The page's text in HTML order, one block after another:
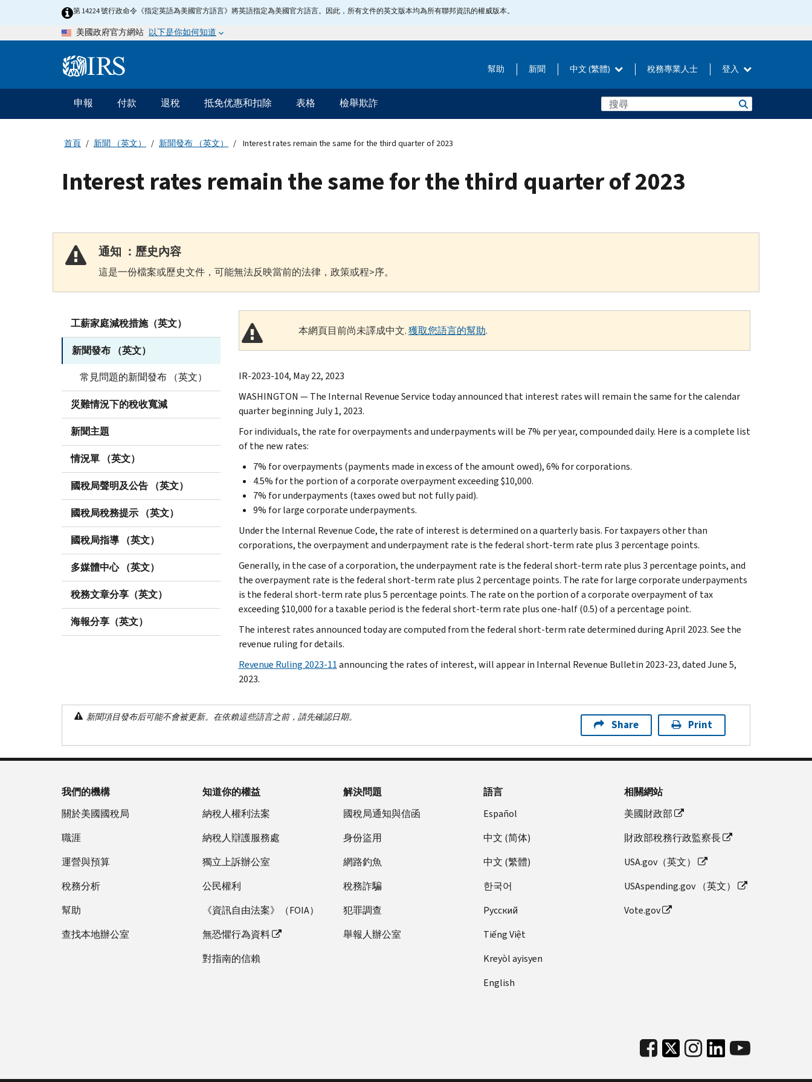
第 14224 號行政命令《指定英語為美國官方語言》將英語指定為美國官方語言。因此，所有文件的英文版本均為所有聯邦資訊的權威版本。
美國政府官方網站 以下是你如何知道
Information 幫助 新聞 中文 (繁體) 稅務專業人士 登入
主
要
導
申報 付款 退稅 抵免优惠和扣除 表格 檢舉欺詐
首頁 新聞 （英文） 新聞發布 （英文） Interest rates remain the same for the third quarter of 2023
Interest rates remain the same for the third quarter of 2023
通知 ：歷史內容
這是一份檔案或歷史文件，可能無法反映當前的法律，政策或程>序。
工薪家庭減稅措施（英文）
新聞發布 （英文）
常見問題的新聞發布 （英文）
災難情況下的稅收寬減
新聞主題
情況單 （英文）
國稅局聲明及公告 （英文）
國稅局稅務提示 （英文）
國稅局指導 （英文）
多媒體中心 （英文）
稅務文章分享（英文）
海報分享（英文）
本網頁目前尚未譯成中文.獲取您語言的幫助.
IR-2023-104, May 22, 2023
WASHINGTON — The Internal Revenue Service today announced that interest rates will remain the same for the calendar
quarter beginning July 1, 2023.
For individuals, the rate for overpayments and underpayments will be 7% per year, compounded daily. Here is a complete list
of the new rates:
7% for overpayments (payments made in excess of the amount owed), 6% for corporations.
4.5% for the portion of a corporate overpayment exceeding $10,000.
7% for underpayments (taxes owed but not fully paid).
9% for large corporate underpayments.
Under the Internal Revenue Code, the rate of interest is determined on a quarterly basis. For taxpayers other than
corporations, the overpayment and underpayment rate is the federal short-term rate plus 3 percentage points.
Generally, in the case of a corporation, the underpayment rate is the federal short-term rate plus 3 percentage points, and
the overpayment rate is the federal short-term rate plus 2 percentage points. The rate for large corporate underpayments
is the federal short-term rate plus 5 percentage points. The rate on the portion of a corporate overpayment of tax
exceeding $10,000 for a taxable period is the federal short-term rate plus one-half (0.5) of a percentage point.
The interest rates announced today are computed from the federal short-term rate determined during April 2023. See the
revenue ruling for details.
Revenue Ruling 2023-11announcing the rates of interest, will appear in Internal Revenue Bulletin 2023-23, dated June 5,
2023.
新聞項目發布后可能不會被更新。在依賴這些語言之前，請先確認日期。
Share Print
我們的機構
關於美國國稅局
職涯
運營與預算
稅務分析
幫助
查找本地辦公室
知道你的權益
納稅人權利法案
納稅人辯護服務處
獨立上訴辦公室
公民權利
《資訊自由法案》（FOIA）
無恐懼行為資料
對指南的信賴
解決問題
國稅局通知與信函
身份盜用
網路釣魚
稅務詐騙
犯罪調查
舉報人辦公室
語言
Español
中文 (简体)
中文 (繁體)
한국어
Pусский
Tiếng Việt
Kreyòl ayisyen
English
相關網站
美國財政部
財政部稅務行政監察長
USA.gov（英文）
USAspending.gov （英文）
Vote.gov